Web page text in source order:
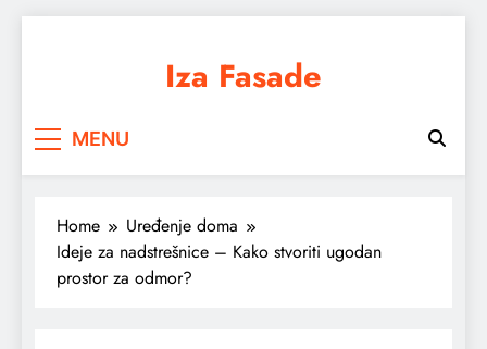
Iza Fasade
MENU
Home
Uređenje doma
Ideje za nadstrešnice – Kako stvoriti ugodan
prostor za odmor?